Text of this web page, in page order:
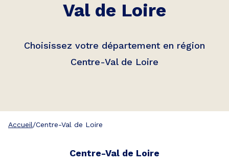
Val de Loire
Choisissez votre département en région
Centre-Val de Loire
Accueil/Centre-Val de Loire
Centre-Val de Loire